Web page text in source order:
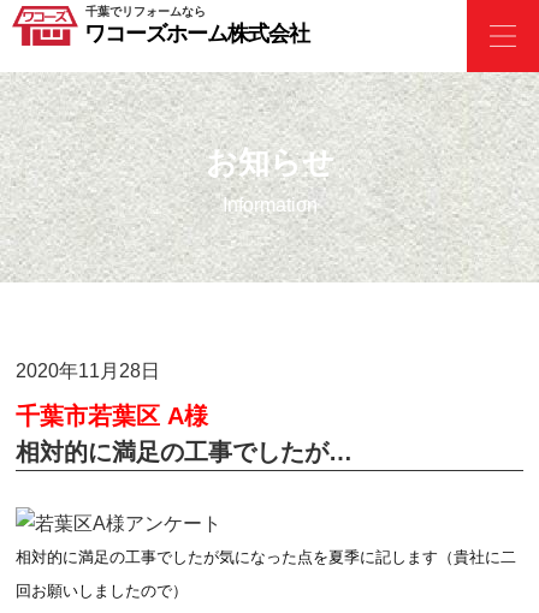
千葉でリフォームなら
ワコーズホーム株式会社
お知らせ
Information
2020年11月28日
千葉市若葉区 A様
相対的に満足の工事でしたが…
相対的に満足の工事でしたが気になった点を夏季に記します（貴社に二
回お願いしましたので）